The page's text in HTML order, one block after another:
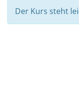
Der Kurs steht